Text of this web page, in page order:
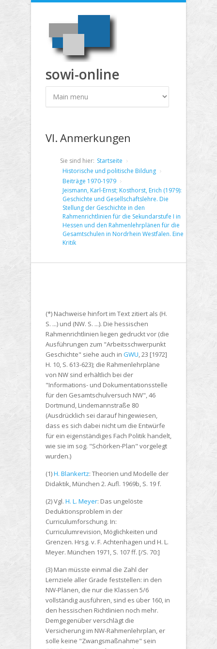
Direkt zum Inhalt
sowi-online
VI. Anmerkungen
Sie sind hier: Startseite
Historische und politische Bildung
Beiträge 1970-1979
Jeismann, Karl-Ernst; Kosthorst, Erich (1979):
Geschichte und Gesellschaftslehre. Die
Stellung der Geschichte in den
Rahmenrichtlinien für die Sekundarstufe I in
Hessen und den Rahmenlehrplänen für die
Gesamtschulen in Nordrhein Westfalen. Eine
Kritik
(*) Nachweise hinfort im Text zitiert als (H.
S. ...) und (NW. S. ...). Die hessischen
Rahmenrichtlinien liegen gedruckt vor (die
Ausführungen zum "Arbeitsschwerpunkt
Geschichte" siehe auch in GWU, 23 [1972]
H. 10, S. 613-623); die Rahmenlehrpläne
von NW sind erhältlich bei der
"Informations- und Dokumentationsstelle
für den Gesamtschulversuch NW", 46
Dortmund, Lindemannstraße 80
(Ausdrücklich sei darauf hingewiesen,
dass es sich dabei nicht um die Entwürfe
für ein eigenständiges Fach Politik handelt,
wie sie im sog. "Schörken-Plan" vorgelegt
wurden.)
(1)H. Blankertz: Theorien und Modelle der
Didaktik, München 2. Aufl. 1969b, S. 19 f.
(2) Vgl. H. L. Meyer: Das ungelöste
Deduktionsproblem in der
Curriculumforschung. In:
Curriculumrevision, Möglichkeiten und
Grenzen. Hrsg. v. F. Achtenhagen und H. L.
Meyer. München 1971, S. 107 ff. [/S. 70:]
(3) Man müsste einmal die Zahl der
Lernziele aller Grade feststellen: in den
NW-Plänen, die nur die Klassen 5/6
vollständig ausführen, sind es über 160, in
den hessischen Richtlinien noch mehr.
Demgegenüber verschlägt die
Versicherung im NW-Rahmenlehrplan, er
solle keine "Zwangsmaßnahme" sein